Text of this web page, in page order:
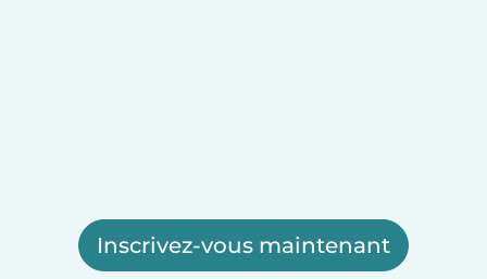
Inscrivez-vous maintenant